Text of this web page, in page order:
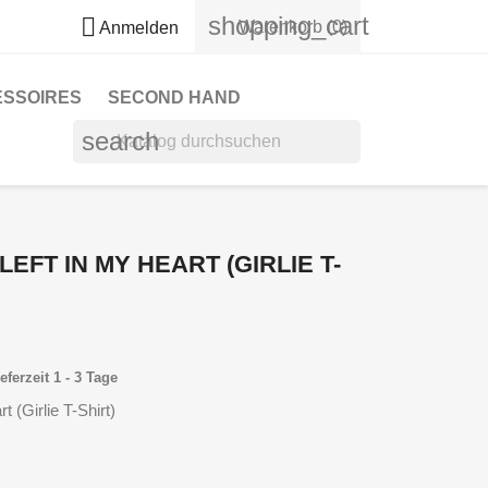
 Anmelden shopping_cart
Warenkorb (0)
SECOND HAND
search
IN MY HEART (GIRLIE T-
1 - 3 Tage
(Girlie T-Shirt)